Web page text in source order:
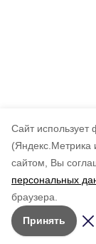
Cайт использует
(Яндекс.Метрика
сайтом, Вы
персональных
браузера.
Принять